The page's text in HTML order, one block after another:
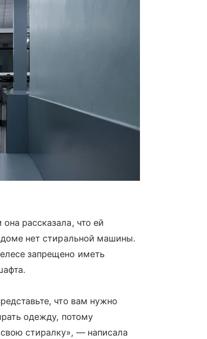
рассказала, что ей
доме нет стиральной машины.
запрещено иметь
что вам нужно
одежду, потому
стиралку», — написала